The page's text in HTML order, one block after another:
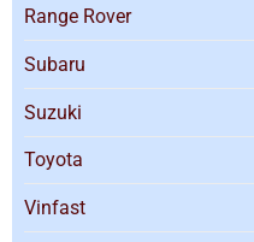
Range Rover
Subaru
Suzuki
Toyota
Vinfast